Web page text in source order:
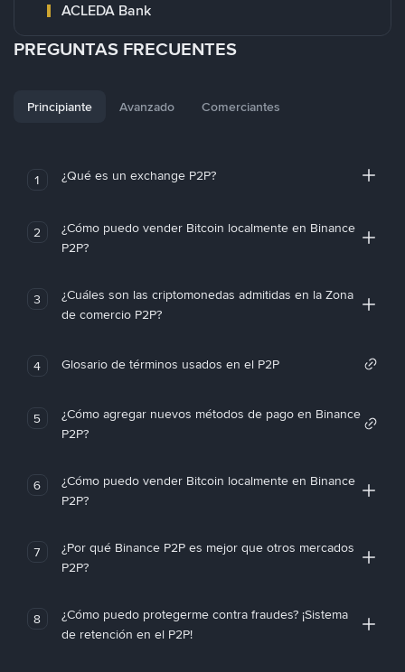
ACLEDA Bank
PREGUNTAS FRECUENTES
Principiante Avanzado Comerciantes
1 ¿Qué es un exchange P2P?
2
¿Cómo puedo vender Bitcoin localmente en Binance
P2P?
3
¿Cuáles son las criptomonedas admitidas en la Zona
de comercio P2P?
4 Glosario de términos usados en el P2P
5
¿Cómo agregar nuevos métodos de pago en Binance
P2P?
6
¿Cómo puedo vender Bitcoin localmente en Binance
P2P?
7
¿Por qué Binance P2P es mejor que otros mercados
P2P?
8
¿Cómo puedo protegerme contra fraudes? ¡Sistema
de retención en el P2P!